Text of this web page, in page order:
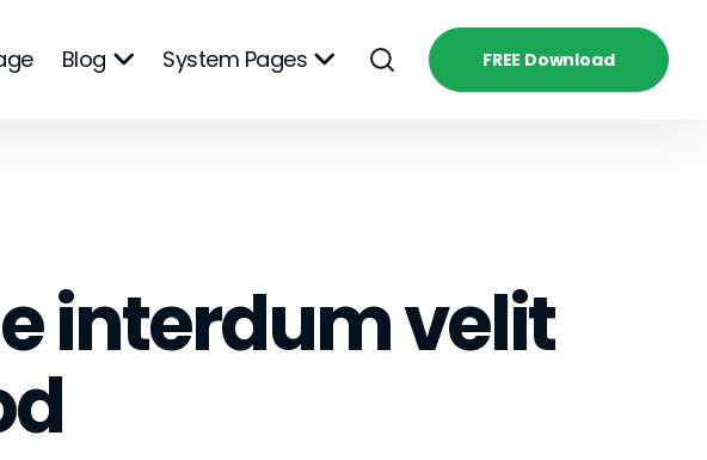
Blog System Pages FREE Download
interdum velit